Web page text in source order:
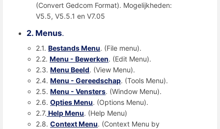
(Convert Gedcom Format). Mogelijkheden:
V5.5, V5.5.1 en V7.05
2. Menus.
2.1.Bestands Menu. (File menu).
2.2.Menu - Bewerken. (Edit Menu).
2.3.Menu Beeld. (View Menu).
2.4.Menu - Gereedschap. (Tools Menu).
2.5.Menu - Vensters. (Window Menu).
2.6.Opties Menu. (Options Menu).
2.7. Help Menu. (Help Menu)
2.8.Context Menu. (Context Menu by